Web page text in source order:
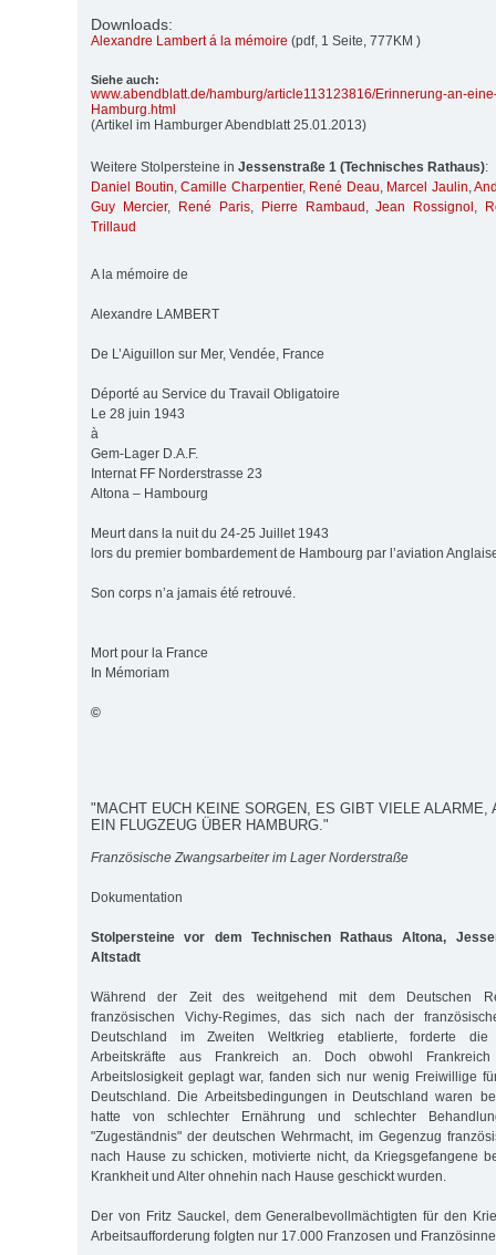
Downloads:
Alexandre Lambert á la mémoire (pdf, 1 Seite, 777KM )
Siehe auch:
www.abendblatt.de/hamburg/article113123816/Erinnerung-an-
Hamburg.html
(Artikel im Hamburger Abendblatt 25.01.2013)
Weitere Stolpersteine in Jessenstraße 1 (Technisches Rathaus):
Daniel Boutin,Camille Charpentier, René Deau, Marcel Jaulin,
Guy Mercier, René Paris, Pierre Rambaud ,Jean Rossignol ,
Trillaud
A la mémoire de
Alexandre LAMBERT
De L’Aiguillon sur Mer, Vendée, France
Déporté au Service du Travail Obligatoire
Le 28 juin 1943
à
Gem-Lager D.A.F.
Internat FF Norderstrasse 23
Altona – Hambourg
Meurt dans la nuit du 24-25 Juillet 1943
lors du premier bombardement de Hambourg par l’aviation
Son corps n’a jamais été retrouvé.
Mort pour la France
In Mémoriam
©
"MACHT EUCH KEINE SORGEN, ES GIBT VIELE ALARME,
EIN FLUGZEUG ÜBER HAMBURG."
Französische Zwangsarbeiter im Lager Norderstraße
Dokumentation
Stolpersteine vor dem Technischen Rathaus Altona,
Altstadt
Während der Zeit des weitgehend mit dem Deutschen
französischen Vichy-Regimes, das sich nach der
Deutschland im Zweiten Weltkrieg etablierte, forderte die
Arbeitskräfte aus Frankreich an. Doch obwohl
Arbeitslosigkeit geplagt war, fanden sich nur wenig Freiwillige
Deutschland. Die Arbeitsbedingungen in Deutschland waren
hatte von schlechter Ernährung und schlechter
"Zugeständnis" der deutschen Wehrmacht, im Gegenzug
nach Hause zu schicken, motivierte nicht, da Kriegsgefangene
Krankheit und Alter ohnehin nach Hause geschickt wurden.
Der von Fritz Sauckel, dem Generalbevollmächtigten für den
Arbeitsaufforderung folgten nur 17.000 Franzosen und